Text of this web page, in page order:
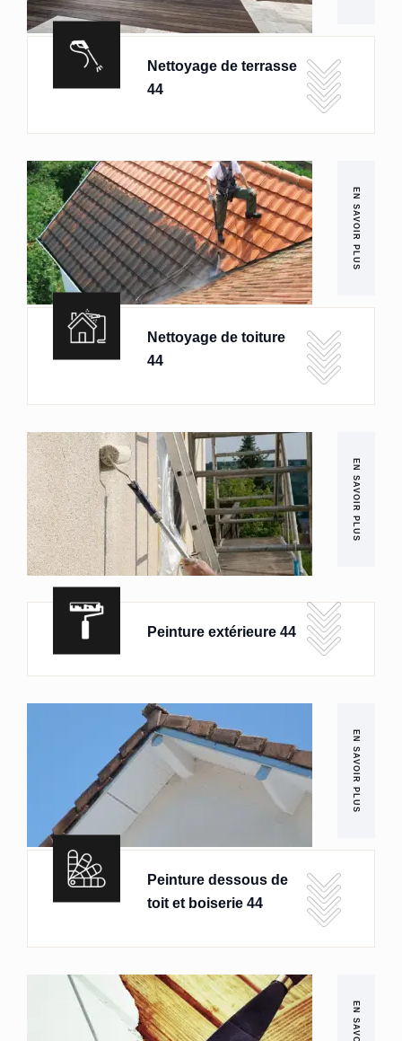
Nettoyage de terrasse
44
EN SAVOIR PLUS
Nettoyage de toiture
44
EN SAVOIR PLUS
Peinture extérieure 44
EN SAVOIR PLUS
Peinture dessous de
toit et boiserie 44